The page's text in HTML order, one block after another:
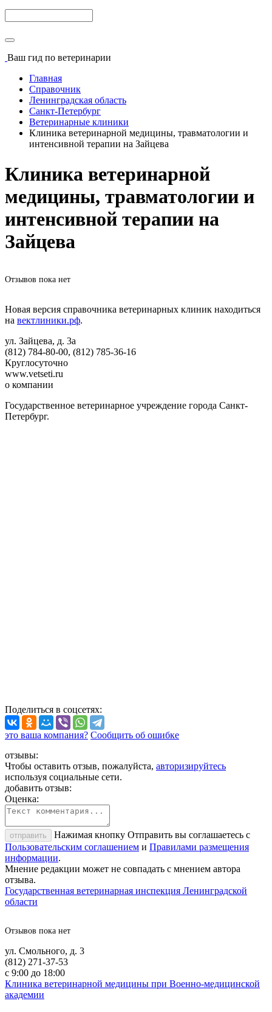
Ваш гид по ветеринарии
Главная
Справочник
Ленинградская область
Санкт-Петербург
Ветеринарные клиники
Клиника ветеринарной медицины, травматологии и
интенсивной терапии на Зайцева
Клиника ветеринарной
медицины, травматологии и
интенсивной терапии на
Зайцева
Отзывов пока нет
Новая версия справочника ветеринарных клиник находиться
на вектлиники.рф.
ул. Зайцева, д. 3а
(812) 784-80-00, (812) 785-36-16
Круглосуточно
www.vetseti.ru
о компании
Государственное ветеринарное учреждение города Санкт-
Петербург.
Поделиться в соцсетях:
это ваша компания? Сообщить об ошибке
отзывы:
Чтобы оставить отзыв, пожалуйста, авторизируйтесь
используя социальные сети.
добавить отзыв:
Оценка:
отправить
Нажимая кнопку Отправить вы соглашаетесь с
Пользовательским соглашением и Правилами размещения
информации.
Мнение редакции может не совпадать с мнением автора
отзыва.
Государственная ветеринарная инспекция Ленинградской
области
Отзывов пока нет
ул. Смольного, д. 3
(812) 271-37-53
с 9:00 до 18:00
Клиника ветеринарной медицины при Военно-медицинской
академии